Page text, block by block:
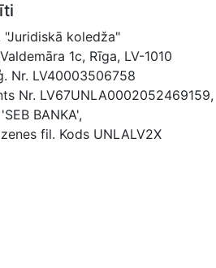
"Juridiskā koledža"
1c, Rīga, LV-1010
Nr. LV40003506758
Nr. LV67UNLA0002052469159,
BANKA',
fil. Kods UNLALV2X